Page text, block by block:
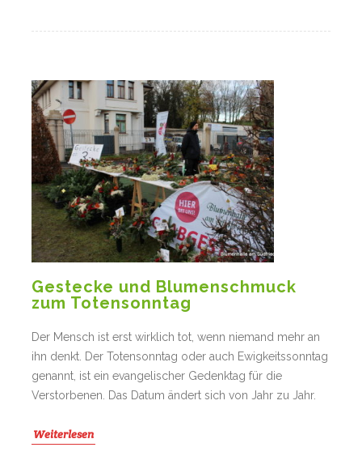
Gestecke und Blumenschmuck
zum Totensonntag
Der Mensch ist erst wirklich tot, wenn niemand mehr an
ihn denkt. Der Totensonntag oder auch Ewigkeitssonntag
genannt, ist ein evangelischer Gedenktag für die
Verstorbenen. Das Datum ändert sich von Jahr zu Jahr.
Weiterlesen